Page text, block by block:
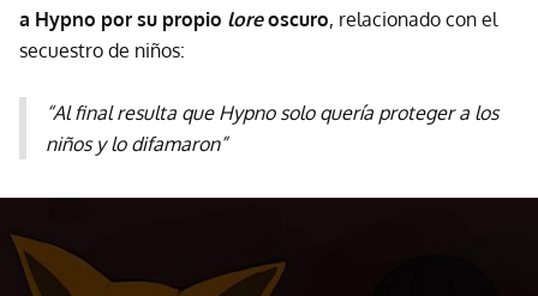
a Hypno por su propio loreoscuro, relacionado con el
secuestro de niños:
“Al final resulta que Hypno solo quería proteger a los
niños y lo difamaron”